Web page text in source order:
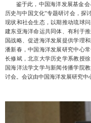
鉴于此，中国海洋发展基金
历史与中国文化”专题研讨会，探
现状和社会生态，以期推动琉球
建东亚海洋命运共同体、有利于
国战略、促进海洋发展提供学理
潘新春，中国海洋发展研究中心
长修斌，北京大学历史学系教授
国海洋法学文学与新闻传播学院
讨会。会议由中国海洋发展研究中